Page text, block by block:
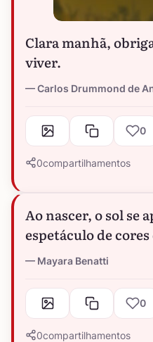
Clara manhã,
viver.
Carlos Drummond de
0
0compartilhamentos
Ao nascer, o sol se
espetáculo de cores
Mayara Benatti
0
0compartilhamentos